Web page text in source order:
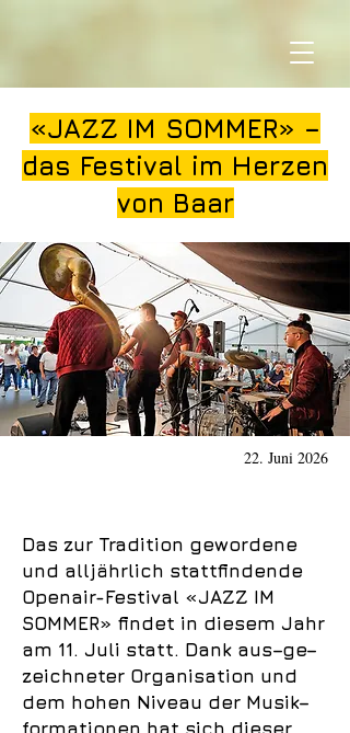
«JAZZ IM SOMMER» –
das Festival im Herzen
von Baar
22. Juni 2026
Das zur Tradition gewordene
und alljährlich stattfindende
Openair-Festival «JAZZ IM
SOMMER» findet in diesem Jahr
am 11. Juli statt. Dank aus–ge–
zeichneter Organisation und
dem hohen Niveau der Musik–
formationen hat sich dieser